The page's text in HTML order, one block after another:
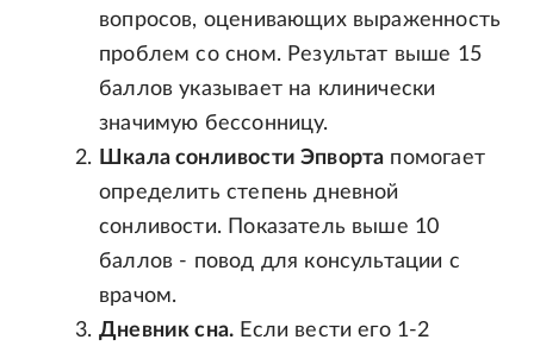
вопросов, оценивающих выраженность
проблем со сном. Результат выше 15
баллов указывает на клинически
значимую бессонницу.
Шкала сонливости Эпворта помогает
определить степень дневной
сонливости. Показатель выше 10
баллов - повод для консультации с
врачом.
Дневник сна. Если вести его 1-2